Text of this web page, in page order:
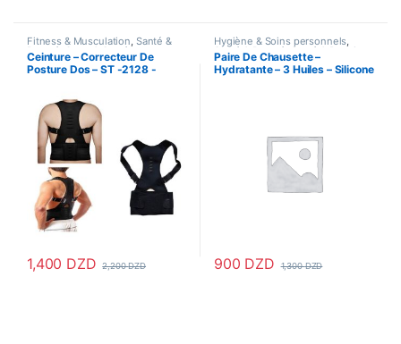
Fitness & Musculation Santé &
Beauté Sport & Santé
Ceinture – Correcteur De
Posture Dos – ST -2128 -
1,400 DZD 2,200DZD
Hygiène & Soins personnels
Santé & Beauté Santé & Premiers
Soins ,soin pieds
Paire De Chausette –
Hydratante – 3 Huiles – Silicone
900 DZD 1,300DZD